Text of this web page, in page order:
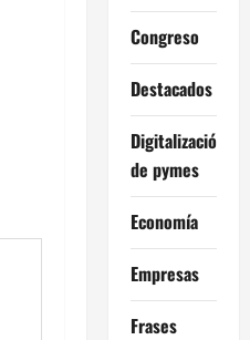
Congreso
Destacados
Digitalización
de pymes
Economía
Empresas
Frases